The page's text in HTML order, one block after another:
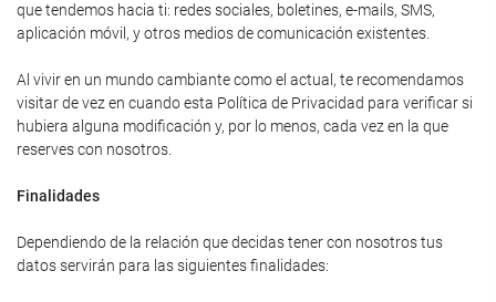
que tendemos hacia ti: redes sociales, boletines, e-mails, SMS,
aplicación móvil, y otros medios de comunicación existentes.
Al vivir en un mundo cambiante como el actual, te recomendamos
visitar de vez en cuando esta Política de Privacidad para verificar si
hubiera alguna modificación y, por lo menos, cada vez en la que
reserves con nosotros.
Finalidades
Dependiendo de la relación que decidas tener con nosotros tus
datos servirán para las siguientes finalidades: